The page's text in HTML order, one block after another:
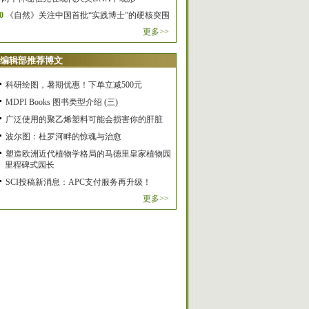
《自然》关注中国首批“实践博士”的硬核突围
更多>>
编辑部推荐博文
科研绘图，暑期优惠！下单立减500元
MDPI Books 图书类型介绍 (三)
广泛使用的聚乙烯塑料可能会损害你的肝脏
波尔图：杜罗河畔的惊魂与治愈
塑造欧洲近代植物学格局的马德里皇家植物园
里程碑式园长
SCI投稿新消息：APC支付服务再升级！
更多>>